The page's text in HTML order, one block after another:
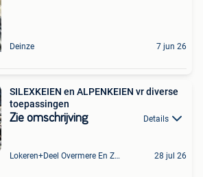
Deinze 7 jun 26
SILEXKEIEN en ALPENKEIEN vr diverse
toepassingen
Zie omschrijving Details
Lokeren+Deel Overmere En Zele 28 jul 26